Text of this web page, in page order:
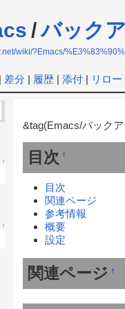
/バック
wiki/?Emacs/
差分 | 履歴| 添付| リロー
&tag(Emacs/バック
目次 †
目次
関連ページ
参考情報
概要
設定
関連ページ †
↑
↑